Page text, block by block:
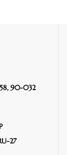
90-032
27